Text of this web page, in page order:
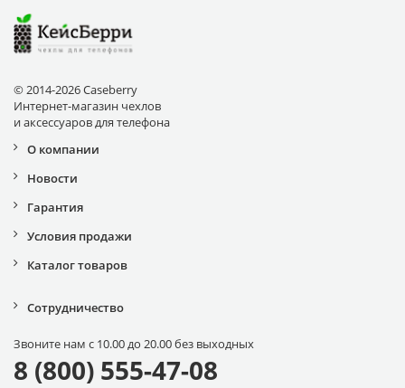
© 2014-2026 Caseberry
Интернет-магазин чехлов
и аксессуаров для телефона
О компании
Новости
Гарантия
Условия продажи
Каталог товаров
Сотрудничество
Звоните нам с 10.00 до 20.00 без выходных
8 (800) 555-47-08